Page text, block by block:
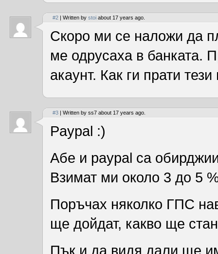
#2 | Written by stoi about 17 years ago.
Скоро ми се наложи да
ме одрусаха в банката.
акаунт. Как ги прати
#3 | Written by ss7 about 17 years ago.
Paypal :)
Абе и paypal са
Взимат ми около 3 до 5
Поръчах няколко ГПС
ще дойдат, какво ще
Пък и да видя дали ще